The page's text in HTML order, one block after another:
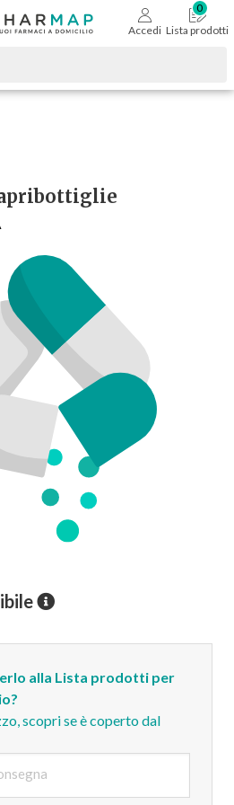
Accedi Lista prodotti
alla Lista prodotti per
scopri se è coperto dal